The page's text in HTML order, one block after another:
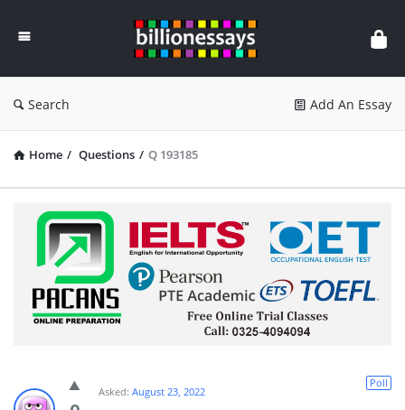
Essays
Search Add An Essay
Home / Questions / Q 193185
Poll
Asked: August 23, 2022